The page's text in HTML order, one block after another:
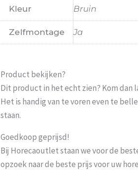
Weets mieke- Turnhout-
Kleur Bruin
Zelfmontage Ja
Product bekijken?
Dit product in het echt zien? Kom dan
Het is handig van te voren even te
staan.
Goedkoop geprijsd!
Bij Horecaoutlet staan we voor de
opzoek naar de beste prijs voor uw